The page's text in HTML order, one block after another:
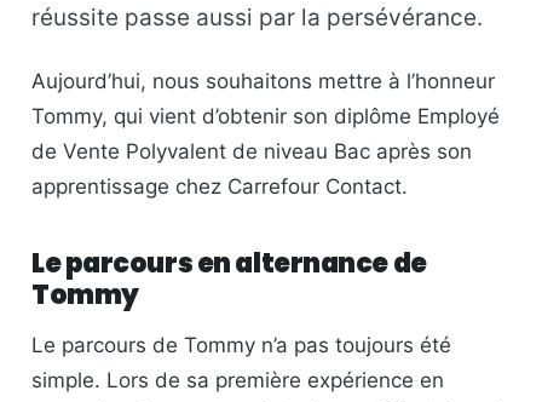
réussite passe aussi par la persévérance.
Aujourd’hui, nous souhaitons mettre à l’honneur
Tommy, qui vient d’obtenir son diplôme Employé
de Vente Polyvalent de niveau Bac après son
apprentissage chez Carrefour Contact.
Le parcours en alternance de
Tommy
Le parcours de Tommy n’a pas toujours été
simple. Lors de sa première expérience en